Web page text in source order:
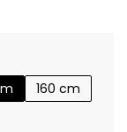
160 cm